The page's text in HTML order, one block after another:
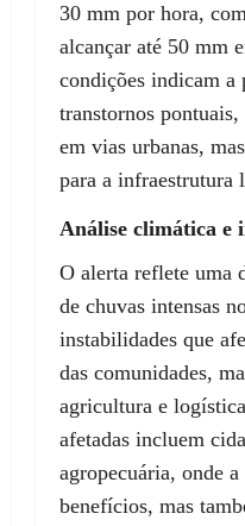
30 mm por hora,
alcançar até 50 mm
condições indicam a
transtornos
em vias urbanas,
para a infraestrutura
Análise climática e
O alerta reflete uma
de chuvas intensas
instabilidades que
das comunidades,
agricultura e
afetadas incluem
agropecuária, onde
benefícios, mas